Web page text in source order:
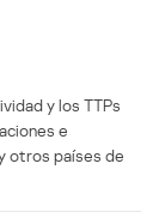
y los TTPs
e
otros países de